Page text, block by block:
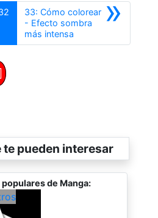
»
33: Cómo colorear
- Efecto sombra
más intensa
pueden interesar
de Manga: